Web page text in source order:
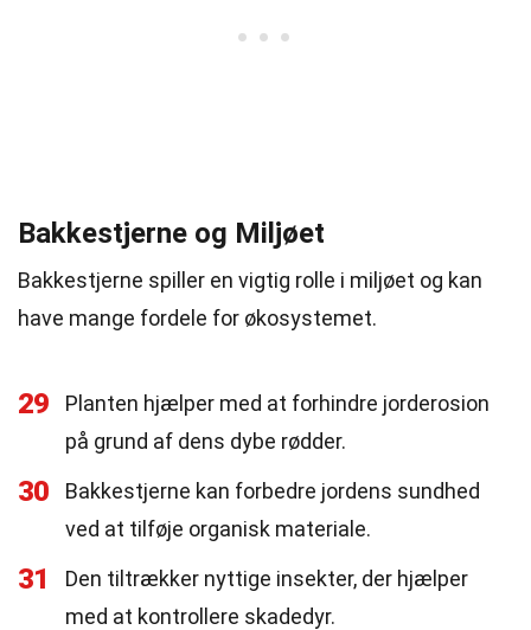
Bakkestjerne og Miljøet
Bakkestjerne spiller en vigtig rolle i miljøet og kan
have mange fordele for økosystemet.
29
Planten hjælper med at forhindre jorderosion
på grund af dens dybe rødder.
30
Bakkestjerne kan forbedre jordens sundhed
ved at tilføje organisk materiale.
31
Den tiltrækker nyttige insekter, der hjælper
med at kontrollere skadedyr.